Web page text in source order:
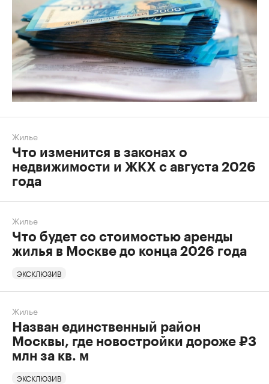
Жилье
Что изменится в законах о
недвижимости и ЖКХ с августа 2026
года
Жилье
Что будет со стоимостью аренды
жилья в Москве до конца 2026 года
ЭКСКЛЮЗИВ
Жилье
Назван единственный район
Москвы, где новостройки дороже ₽3
млн за кв. м
ЭКСКЛЮЗИВ